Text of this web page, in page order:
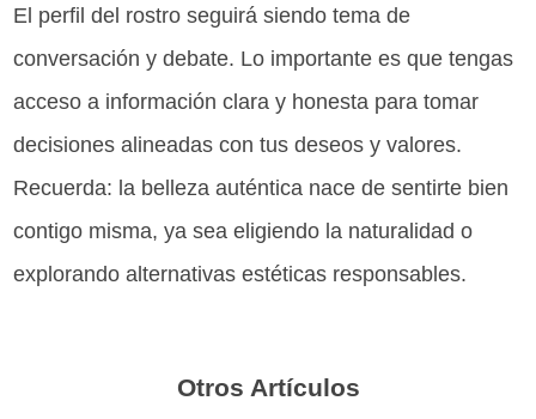
El perfil del rostro seguirá siendo tema de
conversación y debate. Lo importante es que tengas
acceso a información clara y honesta para tomar
decisiones alineadas con tus deseos y valores.
Recuerda: la belleza auténtica nace de sentirte bien
contigo misma, ya sea eligiendo la naturalidad o
explorando alternativas estéticas responsables.
Otros Artículos